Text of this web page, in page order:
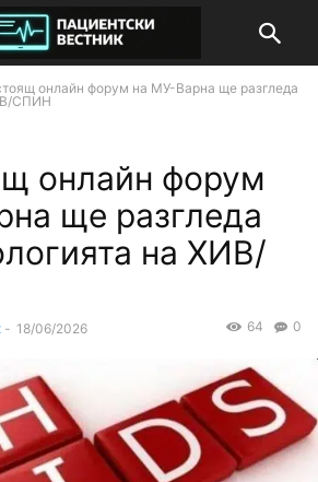
онлайн форум на МУ-Варна ще разгледа
СПИН
онлайн форум
ще разгледа
на ХИВ/
- 18/06/2026 0
64